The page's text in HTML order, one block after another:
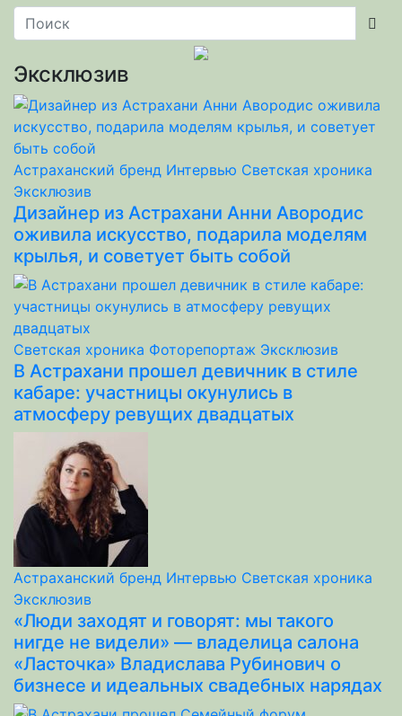
Эксклюзив
Астраханский бренд Интервью Светская хроника
Эксклюзив
Дизайнер из Астрахани Анни Авородис
оживила искусство, подарила моделям
крылья, и советует быть собой
Светская хроника Фоторепортаж Эксклюзив
В Астрахани прошел девичник в стиле
кабаре: участницы окунулись в
атмосферу ревущих двадцатых
Астраханский бренд Интервью Светская хроника
Эксклюзив
«Люди заходят и говорят: мы такого
нигде не видели» — владелица салона
«Ласточка» Владислава Рубинович о
бизнесе и идеальных свадебных нарядах